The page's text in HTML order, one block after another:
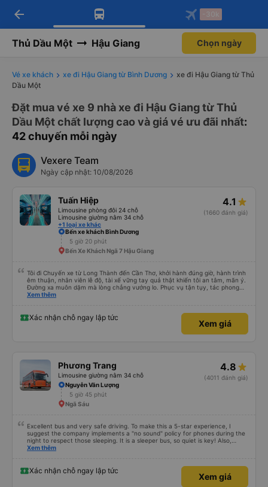
Tải app Vexere ngay!
Nhận ưu đãi thành viên độc
Mở app
Tải app Vexere
-30k/ghế khi đặt vé máy bay qua
Mở app
arrow_back -30k
Thủ Dầu Một Hậu Giang Chọn ngày
Vé xe khách xe đi Hậu Giang từ Bình Dương
xe đi Hậu Giang từ Thủ
Dầu Một
Đặt mua vé xe 9 nhà xe đi Hậu Giang từ Thủ
Dầu Một chất lượng cao và giá vé ưu đãi nhất:
42 chuyến mỗi ngày
Vexere Team
Ngày cập nhật: 10/08/2026
Tuấn Hiệp
Limousine phòng đôi 24 chỗ
Limousine giường nằm 34 chỗ
+1 loại xe khác
4.1
(1660 đánh giá)
Bến xe khách Bình Dương
5 giờ 20 phút
Bến Xe Khách Ngã 7 Hậu Giang
Tôi đi Chuyến xe từ Long Thành đến Cần Thơ, khởi hành đúng giờ, hành trình
êm thuận, nhân viên lễ độ, tài xế vững tay quả thật khiến tôi an tâm, mãn ý.
Đường xa muôn dặm mà lòng chẳng vướng lo. Phục vụ tận tụy, tác phong
nghiêm cẩn, hiếm thấy giữa thời buổi kim tiền vội vã. Xã hội loạn đạo. Xin gửi
Xem thêm
Xác nhận chỗ ngay lập tức
Xem giá
Phương Trang
Limousine giường nằm 34 chỗ
4.8
(4011 đánh giá)
Nguyễn Văn Lượng
5 giờ 45 phút
Ngã Sáu
Excellent bus and very safe driving. To make this a 5-star experience, I
suggest the company implements a "no sound" policy for phones during the
night to respect those sleeping. It is a sleeper bus, so quiet is key! Also,
please display the Wi-Fi password clearly inside the cabin for convenience. I
quy định rõ ràng về việc giữ im lặng (tắt âm thanh điện thoại) vào ban đêm
để tránh làm phiền hành khách khác ngủ. Ngoài ra, nhà xe nên dán sẵn mật
khẩu Wi-Fi trong xe để hành khách dễ dàng sử dụng. Tôi vẫn sẽ tiếp tục ủng
Xem thêm
Xác nhận chỗ ngay lập tức
Xem giá